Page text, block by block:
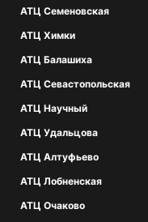
АТЦ Семеновская
АТЦ Химки
АТЦ Балашиха
АТЦ Севастопольская
АТЦ Научный
АТЦ Удальцова
АТЦ Алтуфьево
АТЦ Лобненская
АТЦ Очаково